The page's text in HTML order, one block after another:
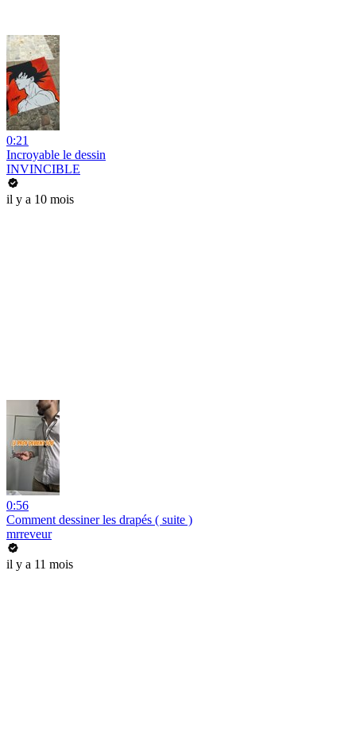
0:21
Incroyable le dessin
INVINCIBLE
il y a 10 mois
0:56
Comment dessiner les drapés ( suite )
mrreveur
il y a 11 mois